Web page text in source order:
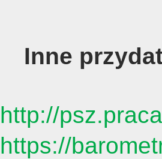
Inne
http://
https://